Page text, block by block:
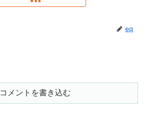
eq
コメントを書き込む